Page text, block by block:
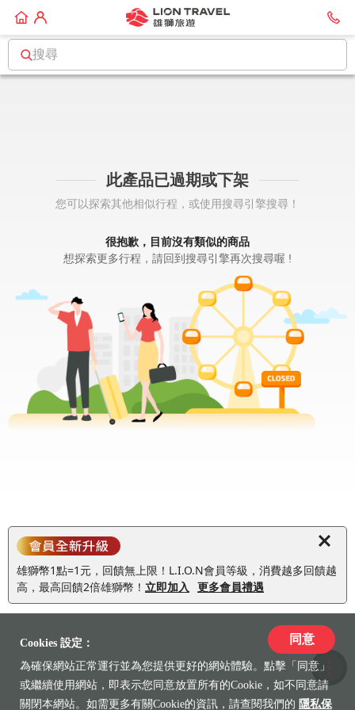
雄獅幣1點=1元，回饋無上限！L.I.O.N會員等級，消費越多回饋越
高，最高回饋2倍雄獅幣！ 立即加入 更多會員禮遇
搜尋
此產品已過期或下架
您可以探索其他相似行程，或使用搜尋引擎搜尋！
很抱歉，目前沒有類似的商品
想探索更多行程，請回到搜尋引擎再次搜尋喔 !
收藏
Cookies 設定：
為確保網站正常運行並為您提供更好的網站體驗。點擊「同意」
或繼續使用網站，即表示您同意放置所有的Cookie，如不同意請
關閉本網站。如需更多有關Cookie的資訊，請查閱我們的 隱私保
同意